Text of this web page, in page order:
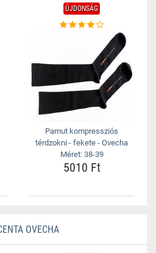
ÚJDONSÁG
Pamut kompressziós
térdzokni - fekete - Ovecha
Méret: 38-39
5010 Ft
OVECHA